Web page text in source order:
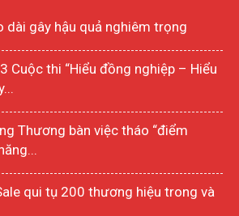
dài gây hậu quả nghiêm trọng
Cuộc thi “Hiểu đồng nghiệp – Hiểu
Thương bàn việc tháo “điểm
qui tụ 200 thương hiệu trong và